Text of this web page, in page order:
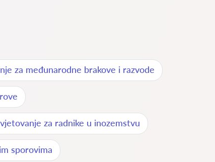
za međunarodne brakove i razvode
za radnike u inozemstvu
sporovima